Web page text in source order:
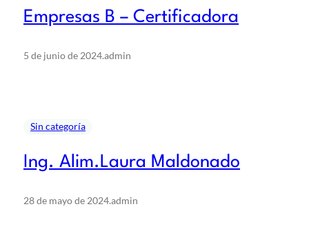
Empresas B – Certificadora
5 de junio de 2024.admin
Sin categoría
Ing. Alim.Laura Maldonado
28 de mayo de 2024.admin